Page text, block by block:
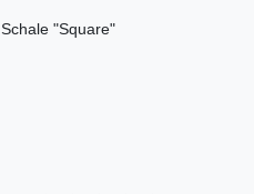
"Square"